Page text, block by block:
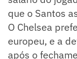
que o Santos
O Chelsea
europeu, e a
após o